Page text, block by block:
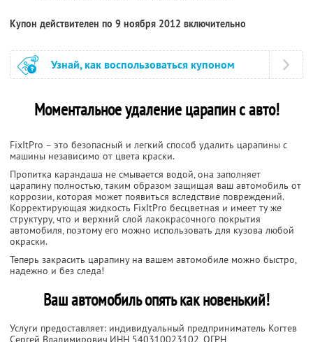
Купон действителен по 9 ноября 2012 включительно
Узнай, как воспользоваться купоном
Моментальное удаление царапин с авто!
FixItPro – это безопасный и легкий способ удалить царапины с
машины независимо от цвета краски.
Пропитка карандаша не смывается водой, она заполняет
царапину полностью, таким образом защищая ваш автомобиль от
коррозии, которая может появиться вследствие повреждений.
Корректирующая жидкость FixItPro бесцветная и имеет ту же
структуру, что и верхний слой лакокрасочного покрытия
автомобиля, поэтому его можно использовать для кузова любой
окраски.
Теперь закрасить царапину на вашем автомобиле можно быстро,
надежно и без следа!
Ваш автомобиль опять как новенький!
Услуги предоставляет: индивидуальный предприниматель Когтев
Сергей Владимирович, ИНН 540310023102 , ОГРН